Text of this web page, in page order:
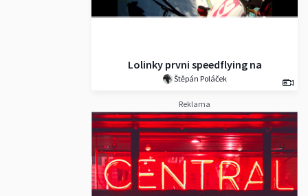
Lolinky prvni speedflying na
Werfenwengu 12.1.2020
Štěpán Poláček
Reklama